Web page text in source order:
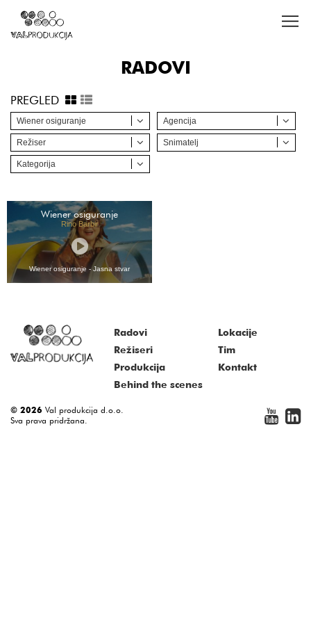
RADOVI
PREGLED
Wiener osiguranje Agencija
Režiser Snimatelj
Kategorija
Wiener osiguranje
Rino Barbir
Wiener osiguranje - Jasna stvar
Radovi
Režiseri
Produkcija
Lokacije
Tim
Kontakt
Behind the scenes
© 2026 Val produkcija d.o.o.
Sva prava pridržana.